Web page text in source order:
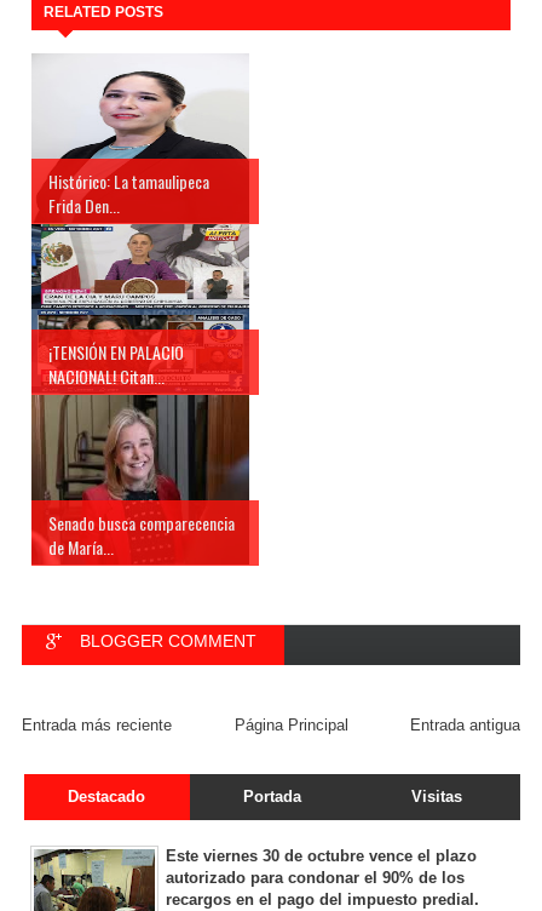
RELATED POSTS
Histórico: La tamaulipeca
Frida Den...
¡TENSIÓN EN PALACIO
NACIONAL! Citan...
Senado busca comparecencia
de María...
BLOGGER COMMENT
Entrada más reciente Entrada antigua
Página Principal
Destacado Portada Visitas
Este viernes 30 de octubre vence el plazo
autorizado para condonar el 90% de los
recargos en el pago del impuesto predial.